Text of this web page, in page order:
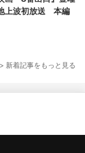
上波初放送 本編
> 新着記事をもっと見る